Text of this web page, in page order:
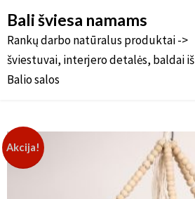
Bali šviesa namams
Rankų darbo natūralus produktai ->
šviestuvai, interjero detalės, baldai iš
Balio salos
Akcija!